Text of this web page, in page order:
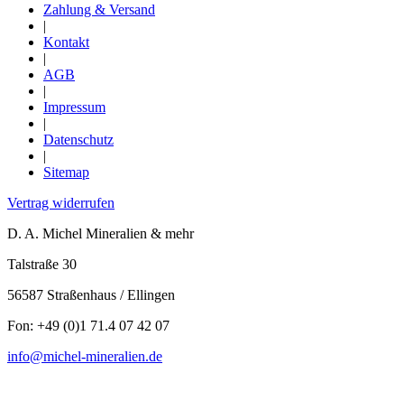
Zahlung & Versand
|
Kontakt
|
AGB
|
Impressum
|
Datenschutz
|
Sitemap
Vertrag widerrufen
D. A. Michel Mineralien & mehr
Talstraße 30
56587 Straßenhaus / Ellingen
Fon: +49 (0)1 71.4 07 42 07
info@michel-mineralien.de